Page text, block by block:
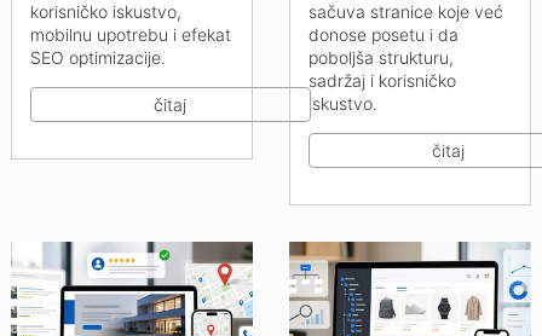
korisničko iskustvo,
mobilnu upotrebu i efekat
SEO optimizacije.
čitaj
sačuva stranice koje već
donose posetu i da
poboljša strukturu,
sadržaj i korisničko
iskustvo.
čitaj